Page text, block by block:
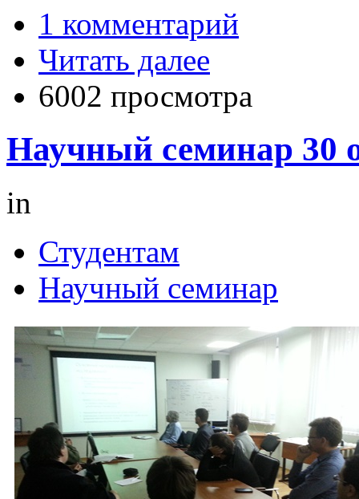
1 комментарий
Читать далее
6002 просмотра
Научный семинар 30
in
Студентам
Научный семинар